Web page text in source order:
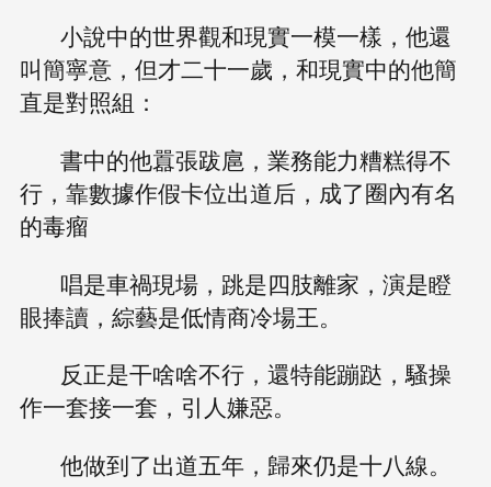
小說中的世界觀和現實一模一樣，他還
叫簡寧意，但才二十一歲，和現實中的他簡
直是對照組：
書中的他囂張跋扈，業務能力糟糕得不
行，靠數據作假卡位出道后，成了圈內有名
的毒瘤
唱是車禍現場，跳是四肢離家，演是瞪
眼捧讀，綜藝是低情商冷場王。
反正是干啥啥不行，還特能蹦跶，騷操
作一套接一套，引人嫌惡。
他做到了出道五年，歸來仍是十八線。